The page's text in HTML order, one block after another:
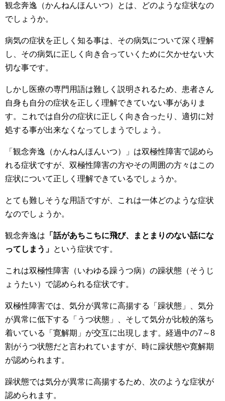
観念奔逸（かんねんほんいつ）とは、どのような症状なの
でしょうか。
病気の症状を正しく知る事は、その病気について深く理解
し、その病気に正しく向き合っていくために欠かせない大
切な事です。
しかし医療の専門用語は難しく説明されるため、患者さん
自身も自分の症状を正しく理解できていない事がありま
す。これでは自分の症状に正しく向き合ったり、適切に対
処する事が出来なくなってしまうでしょう。
「観念奔逸（かんねんほんいつ）」は双極性障害で認めら
れる症状ですが、双極性障害の方やその周囲の方々はこの
症状について正しく理解できているでしょうか。
とても難しそうな用語ですが、これは一体どのような症状
なのでしょうか。
観念奔逸は 「話があちこちに飛び、まとまりのない話にな
ってしまう」 という症状です。
これは双極性障害（いわゆる躁うつ病）の躁状態（そうじ
ょうたい）で認められる症状です。
双極性障害では、気分が異常に高揚する「躁状態」、気分
が異常に低下する「うつ状態」、そして気分が比較的落ち
着いている「寛解期」が交互に出現します。経過中の7～8
割がうつ状態だと言われていますが、時に躁状態や寛解期
が認められます。
躁状態では気分が異常に高揚するため、次のような症状が
認められます。